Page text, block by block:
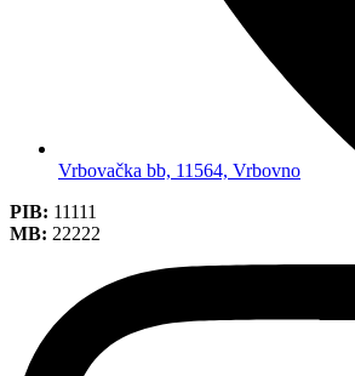
Vrbovačka bb, 11564, Vrbovno
PIB: 11111
MB: 22222